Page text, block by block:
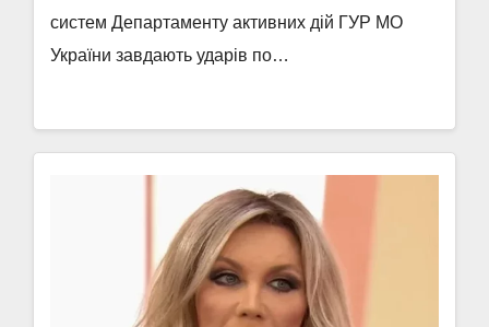
систем Департаменту активних дій ГУР МО
України завдають ударів по…